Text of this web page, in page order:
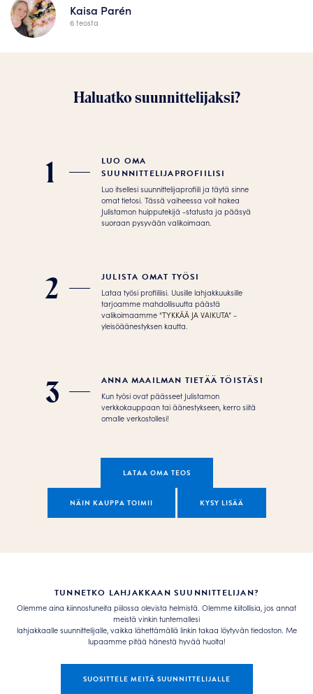
Kaisa Parén
6 teosta
Haluatko suunnittelijaksi?
1
LUO OMA
SUUNNITTELIJAPROFIILISI
Luo itsellesi suunnittelijaprofiili ja täytä sinne
omat tietosi. Tässä vaiheessa voit hakea
Julistamon huipputekijä -statusta ja pääsyä
suoraan pysyvään valikoimaan.
2 JULISTA OMAT TYÖSI
Lataa työsi profiiliisi. Uusille lahjakkuuksille
tarjoamme mahdollisuutta päästä
valikoimaamme “TYKKÄÄ JA VAIKUTA” -
yleisöäänestyksen kautta.
3 ANNA MAAILMAN TIETÄÄ TÖISTÄSI
Kun työsi ovat päässeet Julistamon
verkkokauppaan tai äänestykseen, kerro siitä
omalle verkostollesi!
LATAA OMA TEOS
NÄIN KAUPPA TOIMII KYSY LISÄÄ
TUNNETKO LAHJAKKAAN SUUNNITTELIJAN?
Olemme aina kiinnostuneita piilossa olevista helmistä. Olemme kiitollisia, jos annat
meistä vinkin tuntemallesi
lahjakkaalle suunnittelijalle, vaikka lähettämällä linkin takaa löytyvän tiedoston. Me
lupaamme pitää hänestä hyvää huolta!
SUOSITTELE MEITÄ SUUNNITTELIJALLE